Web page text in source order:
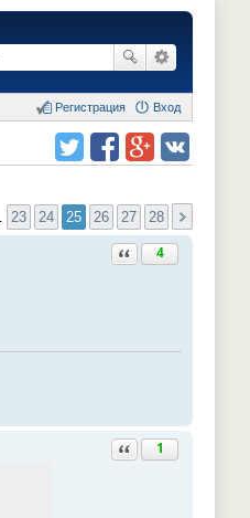
Вход
Регистрация
23 24 25 26 27 28
Ответить с цитатой
4
Ответить с цитатой
1